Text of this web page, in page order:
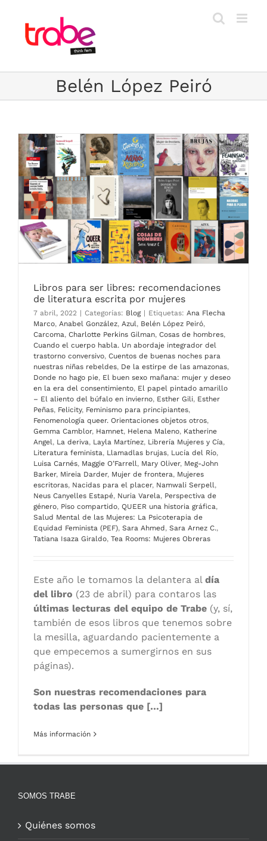
contenido
Belén López Peiró
Libros para ser libres: recomendaciones
de literatura escrita por mujeres
7 abril, 2022 | Categorías: Blog | Etiquetas: Ana Flecha
Marco, Anabel González, Azul, Belén López Peiró,
Carcoma, Charlotte Perkins Gilman, Cosas de hombres,
Cuando el cuerpo habla. Un abordaje integrador del
trastorno conversivo, Cuentos de buenas noches para
nuestras niñas rebeldes, De la estirpe de las amazonas,
Donde no hago pie, El buen sexo mañana: mujer y deseo
en la era del consentimiento, El papel pintado amarillo
– El aliento del búfalo en invierno, Esther Gili, Esther
Peñas, Felicity, Feminismo para principiantes,
Fenomenología queer. Orientaciones objetos otros,
Gemma Camblor, Hamnet, Helena Maleno, Katherine
Angel, La deriva, Layla Martínez, Librería Mujeres y Cía,
Literatura feminista, Llamadlas brujas, Lucía del Río,
Luisa Carnés, Maggie O’Farrell, Mary Oliver, Meg-John
Barker, Mireia Darder, Mujer de frontera, Mujeres
escritoras, Nacidas para el placer, Namwali Serpell,
Neus Canyelles Estapé, Nuria Varela, Perspectiva de
género, Piso compartido, QUEER una historia gráfica,
Salud Mental de las Mujeres: La Psicoterapia de
Equidad Feminista (PEF), Sara Ahmed , Sara Arnez C.,
Tatiana Isaza Giraldo, Tea Rooms: Mujeres Obreras
Este año le tomamos la delantera al día
del libro (23 de abril) para contaros las
últimas lecturas del equipo de Trabe (y, sí,
también de esos libros que tenemos sobre
la mesilla, aguardando pacientemente a
que empecemos a sumergirnos en sus
páginas).
Son nuestras recomendaciones para
todas las personas que […]
Más información
SOMOS TRABE
Quiénes somos